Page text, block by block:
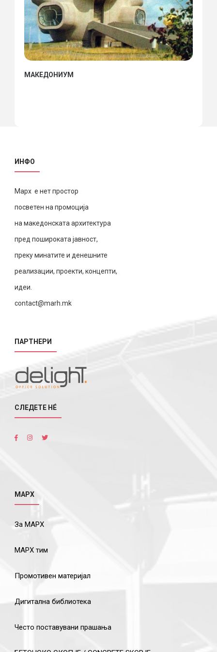
МАКЕДОНИУМ
ИНФО
Марх е нет простор
посветен на промоција
на македонската архитектура
пред пошироката јавност,
преку минатите и денешните
реализации, проекти, концепти,
идеи.
contact@marh.mk
ПАРТНЕРИ
СЛЕДЕТЕ НÉ
МАРХ
За МАРХ
МАРХ тим
Промотивен материјал
Дигитална библиотека
Често поставувани прашања